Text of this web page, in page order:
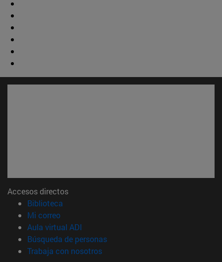
Accesos directos
Biblioteca
Mi correo(abre en nueva ventana)
Aula virtual ADI
Búsqueda de personas(abre en nueva ventana)
Trabaja con nosotros(abre en nueva ventana)